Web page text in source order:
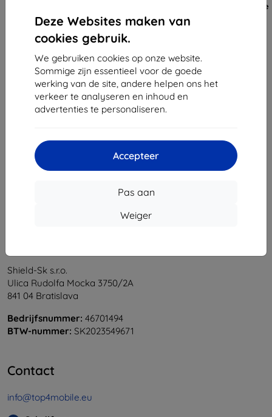
Deze Websites maken van
cookies gebruik.
We gebruiken cookies op onze website.
Sommige zijn essentieel voor de goede
werking van de site, andere helpen ons het
verkeer te analyseren en inhoud en
advertenties te personaliseren.
Accepteer
Pas aan
Weiger
beschermglas voor Dell Pro 14
Plus (2in1)
€ 22,91
€ 20,62
Op voorraad: > 5 stuks
3mk Paper Feeling beschermfolie
€ 27,90
Op voorraad: 2 stuks
Van totaal
«
Shield-Sk s.r.o.
Ulica Rudolfa Mocka 3750/2A
841 04 Bratislava
Bedrijfsnummer: 46701494
BTW-nummer: SK2023549671
Contact
info@top4mobile.eu